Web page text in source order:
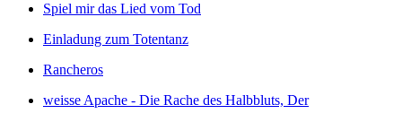
Spiel mir das Lied vom Tod
Einladung zum Totentanz
Rancheros
weisse Apache - Die Rache des Halbbluts, Der